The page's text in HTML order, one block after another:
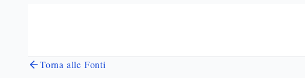
Torna alle Fonti